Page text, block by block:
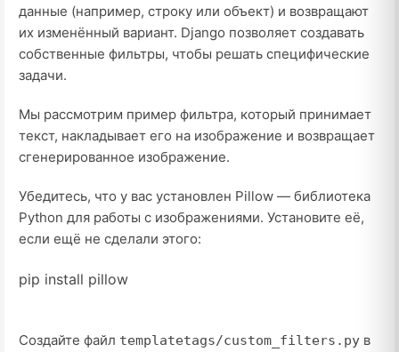
данные (например, строку или объект) и возвращают
их изменённый вариант. Django позволяет создавать
собственные фильтры, чтобы решать специфические
задачи.
Мы рассмотрим пример фильтра, который принимает
текст, накладывает его на изображение и возвращает
сгенерированное изображение.
Убедитесь, что у вас установлен Pillow — библиотека
Python для работы с изображениями. Установите её,
если ещё не сделали этого:
pip install pillow
Создайте файл templatetags/custom_filters.py в